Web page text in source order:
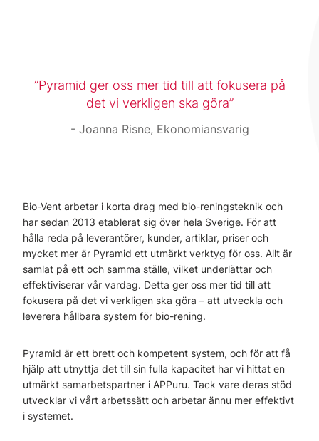
Pyramid ger oss mer tid till att fokusera på
det vi verkligen ska göra
Joanna Risne, Ekonomiansvarig
Bio-Vent arbetar i korta drag med bio-reningsteknik och
har sedan 2013 etablerat sig över hela Sverige. För att
hålla reda på leverantörer, kunder, artiklar, priser och
mycket mer är Pyramid ett utmärkt verktyg för oss. Allt är
samlat på ett och samma ställe, vilket underlättar och
effektiviserar vår vardag. Detta ger oss mer tid till att
fokusera på det vi verkligen ska göra – att utveckla och
leverera hållbara system för bio-rening.
Pyramid är ett brett och kompetent system, och för att få
hjälp att utnyttja det till sin fulla kapacitet har vi hittat en
utmärkt samarbetspartner i APPuru. Tack vare deras stöd
utvecklar vi vårt arbetssätt och arbetar ännu mer effektivt
i systemet.